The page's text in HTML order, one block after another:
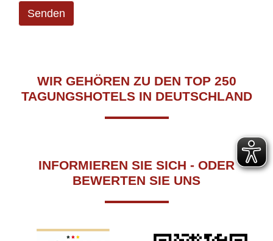
Senden
WIR GEHÖREN ZU DEN TOP 250
TAGUNGSHOTELS IN DEUTSCHLAND
INFORMIEREN SIE SICH - ODER
BEWERTEN SIE UNS